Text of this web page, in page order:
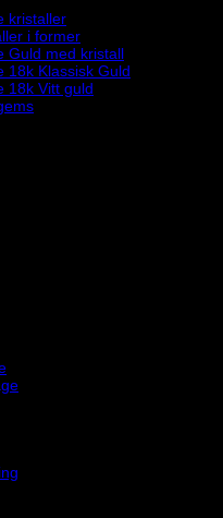
kristaller
i former
Guld med kristall
18k Klassisk Guld
18k Vitt guld